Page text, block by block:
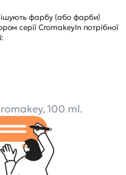
фарбу (або фарби)
серії CromakeyIn потрібної
100 ml.